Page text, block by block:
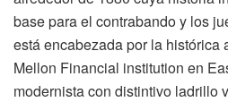
base para el contrabando y los
está encabezada por la histórica
Mellon Financial institution en
modernista con distintivo ladrillo